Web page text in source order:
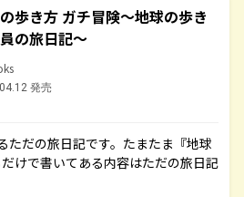
歩き方 ガチ冒険～地球の歩き
の旅日記～
発売
ただの旅日記です。たまたま『地球
けで書いてある内容はただの旅日記